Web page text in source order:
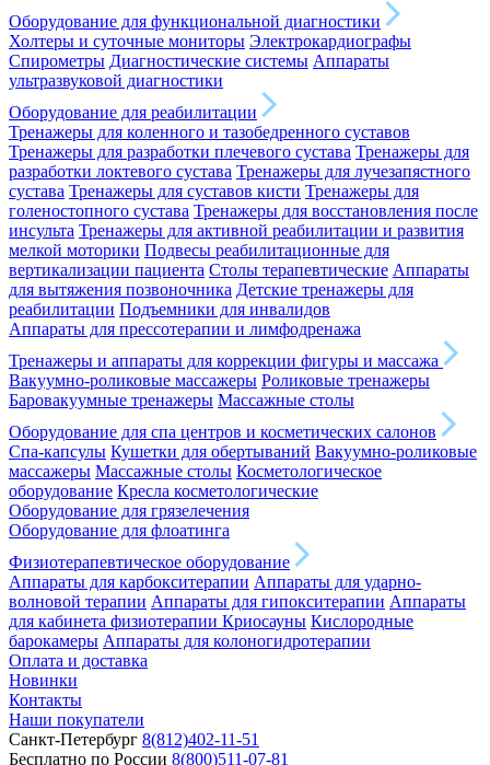
Оборудование для функциональной диагностики
Холтеры и суточные мониторы Электрокардиографы
Спирометры Диагностические системы Аппараты
ультразвуковой диагностики
Оборудование для реабилитации
Тренажеры для коленного и тазобедренного суставов
Тренажеры для разработки плечевого сустава Тренажеры для
разработки локтевого сустава Тренажеры для лучезапястного
сустава Тренажеры для суставов кисти Тренажеры для
голеностопного сустава Тренажеры для восстановления после
инсульта Тренажеры для активной реабилитации и развития
мелкой моторики Подвесы реабилитационные для
вертикализации пациента Столы терапевтические Аппараты
для вытяжения позвоночника Детские тренажеры для
реабилитации Подъемники для инвалидов
Аппараты для прессотерапии и лимфодренажа
Тренажеры и аппараты для коррекции фигуры и массажа
Вакуумно-роликовые массажеры Роликовые тренажеры
Баровакуумные тренажеры Массажные столы
Оборудование для спа центров и косметических салонов
Спа-капсулы Кушетки для обертываний Вакуумно-роликовые
массажеры Массажные столы Косметологическое
оборудование Кресла косметологические
Оборудование для грязелечения
Оборудование для флоатинга
Физиотерапевтическое оборудование
Аппараты для карбокситерапии Аппараты для ударно-
волновой терапии Аппараты для гипокситерапии Аппараты
для кабинета физиотерапии Криосауны Кислородные
барокамеры Аппараты для колоногидротерапии
Оплата и доставка
Новинки
Контакты
Наши покупатели
Санкт-Петербург 8(812)402-11-51
Бесплатно по России 8(800)511-07-81